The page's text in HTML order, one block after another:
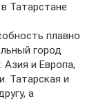
Татарстане
плавно
город
и Европа,
Татарская и
а